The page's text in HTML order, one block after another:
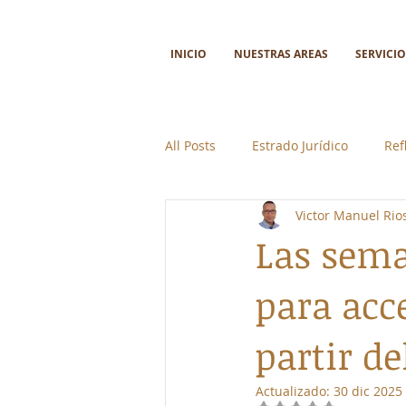
INICIO NUESTRAS AREAS
All Posts Estrado Jurídico
Ciencia y tecnología
Las
para
partir
Victor Manuel
Actualizado: 30 dic 2025